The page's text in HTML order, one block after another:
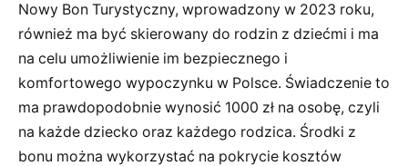
Nowy Bon Turystyczny, wprowadzony w 2023 roku,
również ma być skierowany do rodzin z dziećmi i ma
na celu umożliwienie im bezpiecznego i
komfortowego wypoczynku w Polsce. Świadczenie to
ma prawdopodobnie wynosić 1000 zł na osobę, czyli
na każde dziecko oraz każdego rodzica. Środki z
bonu można wykorzystać na pokrycie kosztów